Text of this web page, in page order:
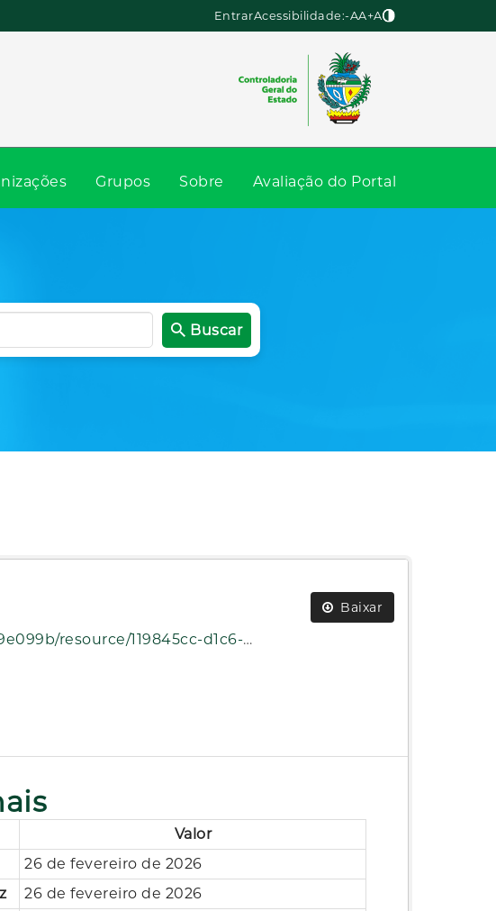
EntrarAcessibilidade:-AA+A
Grupos Sobre Avaliação do Portal
Buscar
Baixar
execucao_orcamentaria_natureza_despesa_ano_2014.zip
Valor
26 de fevereiro de 2026
26 de fevereiro de 2026